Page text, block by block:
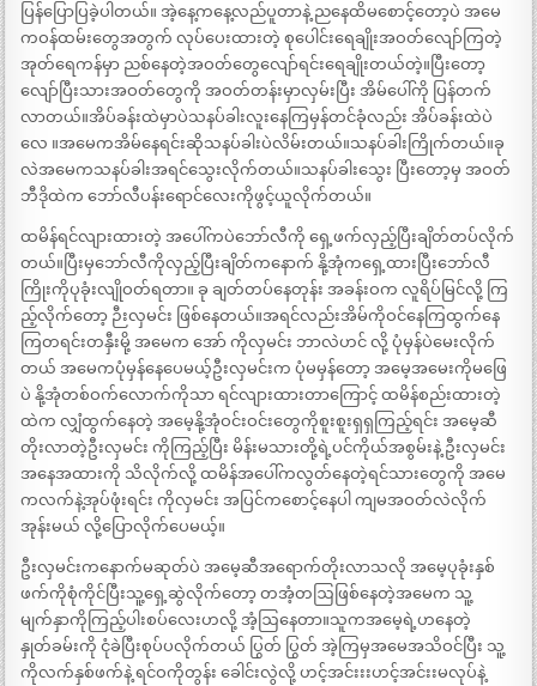
ပြန်ပြောပြခဲ့ပါတယ်။ အဲ့နေ့ကနေ့လည်ပူတာနဲ့ ညနေထိမစောင့်တော့ပဲ အမေ
ကဝန်ထမ်းတွေအတွက် လုပ်ပေးထားတဲ့ စုပေါင်းရေချိုးအဝတ်လျော်ကြတဲ့
အုတ်ရေကန်မှာ ညစ်နေတဲ့အဝတ်တွေလျော်ရင်းရေချိုးတယ်တဲ့။ပြီးတော့
လျော်ပြီးသားအဝတ်တွေကို အဝတ်တန်းမှာလှမ်းပြီး အိမ်ပေါ်ကို ပြန်တက်
လာတယ်။အိပ်ခန်းထဲမှာပဲသနပ်ခါးလူးနေကြမှန်တင်ခုံလည်း အိပ်ခန်းထဲပဲ
လေ ။အမေကအိမ်နေရင်းဆိုသနပ်ခါးပဲလိမ်းတယ်။သနပ်ခါးကြိုက်တယ်။ခု
လဲအမေကသနပ်ခါးအရင်သွေးလိုက်တယ်။သနပ်ခါးသွေး ပြီးတော့မှ အဝတ်
ဘီဒိုထဲက ဘော်လီပန်းရောင်လေးကိုဖွင့်ယူလိုက်တယ်။
ထမိန်ရင်လျားထားတဲ့ အပေါ်ကပဲဘော်လီကို ရှေ့ဖက်လှည့်ပြီးချိတ်တပ်လိုက်
တယ်။ပြီးမှဘော်လီကိုလှည့်ပြီးချိတ်ကနောက် နို့အုံကရှေ့ထားပြီးဘော်လီ
ကြိုးကိုပုခုံးလျိုဝတ်ရတာ။ ခု ချတ်တပ်နေတုန်း အခန်းဝက လူရိပ်မြင်လို့ ကြ
ည့်လိုက်တော့ ဉီးလှမင်း ဖြစ်နေတယ်။အရင်လည်းအိမ်ကိုဝင်နေကြထွက်နေ
ကြတရင်းတနှီးမို့ အမေက အော် ကိုလှမင်း ဘာလဲဟင် လို့ ပုံမှန်ပဲမေးလိုက်
တယ် အမေကပုံမှန်နေပေမယ့်ဦးလှမင်းက ပုံမမှန်တော့ အမေ့အမေးကိုမဖြေ
ပဲ နို့အုံတစ်ဝက်လောက်ကိုသာ ရင်လျားထားတာကြောင့် ထမိန်စည်းထားတဲ့
ထဲက လျှံထွက်နေတဲ့ အမေ့နို့အုံဝင်းဝင်းတွေကိုစူးစူးရှရှကြည့်ရင်း အမေ့ဆီ
တိုးလာတဲ့ဦးလှမင်း ကိုကြည့်ပြီး မိန်းမသားတို့ရဲ့ပင်ကိုယ်အစွမ်းနဲ့ ဦးလှမင်း
အနေအထားကို သိလိုက်လို့ ထမိန်အပေါ်ကလွတ်နေတဲ့ရင်သားတွေကို အမေ
ကလက်နဲ့အုပ်ဖုံးရင်း ကိုလှမင်း အပြင်ကစောင့်နေပါ ကျမအဝတ်လဲလိုက်
အုန်းမယ် လို့ပြောလိုက်ပေမယ့်။
ဦးလှမင်းကနောက်မဆုတ်ပဲ အမေ့ဆီအရောက်တိုးလာသလို အမေ့ပုခုံးနှစ်
ဖက်ကိုစုံကိုင်ပြီးသူ့ရှေ့ဆွဲလိုက်တော့ တအံ့တဩဖြစ်နေတဲ့အမေက သူ့
မျက်နှာကိုကြည့်ပါးစပ်လေးဟလို့ အံ့ဩနေတာ။သူကအမေ့ရဲ့ဟနေတဲ့
နှုတ်ခမ်းကို ငုံခဲပြီးစုပ်ပလိုက်တယ် ပြွတ် ပြွတ် အဲ့ကြမှအမေအသိဝင်ပြီး သူ့
ကိုလက်နှစ်ဖက်နဲ့ ရင်ဝကိုတွန်း ခေါင်းလွဲလို့ ဟင့်အင်းးးဟင့်အင်းးမလုပ်နဲ့